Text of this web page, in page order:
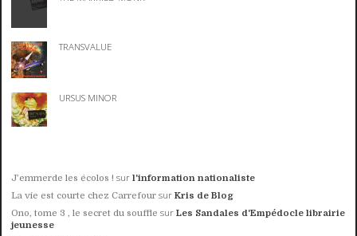
TRANSVALUE
URSUS MINOR
J’emmerde les écolos ! surl'information nationaliste
La vie est courte chez Carrefour surKris de Blog
Ono, tome 3 , le secret du souffle surLes Sandales d'Empédocle librairie
jeunesse